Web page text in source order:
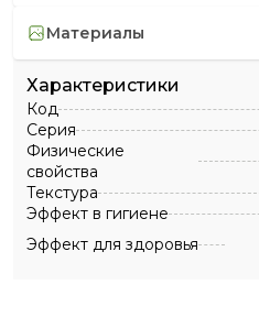
материалы
Характеристики
Код
Серия
Физические
свойства
Текстура
Эффект в гигиене
Эффект для здоровья